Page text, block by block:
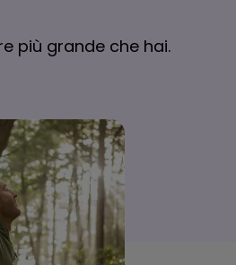
più grande che hai.